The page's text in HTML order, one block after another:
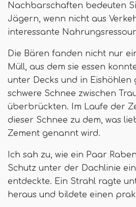
Nachbarschaften bedeuten
Jägern, wenn nicht aus
interessante
Die Bären fanden nicht nur
Müll, aus dem sie essen
unter Decks und in Eishöhlen
schwere Schnee zwischen
überbrückten. Im Laufe der
dieser Schnee zu dem, was
Zement genannt wird.
Ich sah zu, wie ein Paar
Schutz unter der Dachlinie
entdeckte. Ein Strahl ragte
heraus und bildete einen